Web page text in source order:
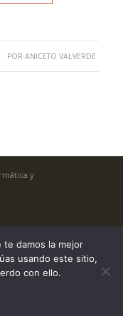
PORANICETO VALVERDE
y
te damos la mejor
usando este sitio,
con ello.